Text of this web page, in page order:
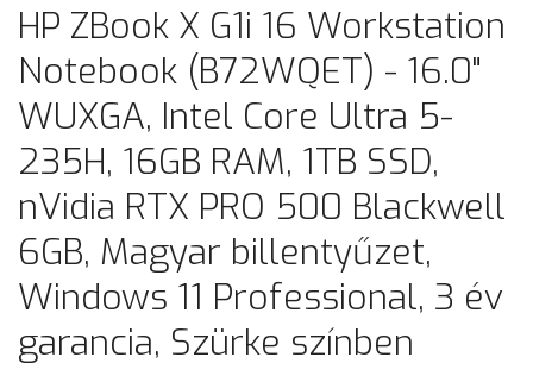
HP ZBook X G1i 16 Workstation
Notebook (B72WQET) - 16.0"
WUXGA, Intel Core Ultra 5-
235H, 16GB RAM, 1TB SSD,
nVidia RTX PRO 500 Blackwell
6GB, Magyar billentyűzet,
Windows 11 Professional, 3 év
garancia, Szürke színben